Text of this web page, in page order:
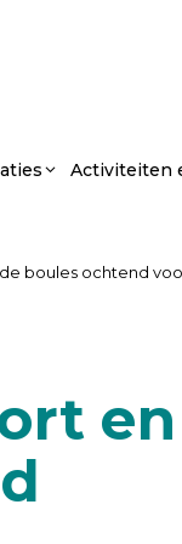
Activiteiten
boules ochtend
en